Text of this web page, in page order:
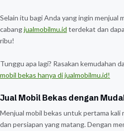
Selain itu bagi Anda yang ingin menjual
cabangjualmobilmu.id terdekat dan
ribu!
Tunggu apa lagi? Rasakan kemudahan
mobil bekas hanya di jualmobilmu.id!
Jual Mobil Bekas dengan
Menjual mobil bekas untuk pertama
dan persiapan yang matang. Dengan